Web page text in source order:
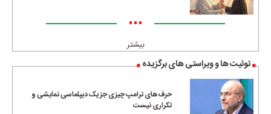
•••
بیشتر
توئیت ها و ویراستی های برگزیده
حرف‌های ترامپ چیزی جز یک دیپلماسی نمایشی و
تکراری نیست